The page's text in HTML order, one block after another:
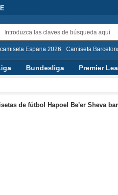
camiseta Espana 2026 Camiseta
Bundesliga Premier
de fútbol Hapoel Be'er Sheva